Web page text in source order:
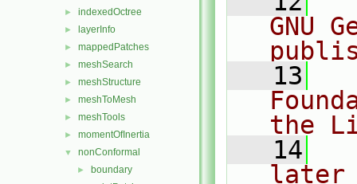
► indexedOctree
► layerInfo
► mappedPatches
► meshSearch
► meshStructure
► meshToMesh
► meshTools
► momentOfInertia
▼ nonConformal
► boundary
GNU
   13
the
   14
later